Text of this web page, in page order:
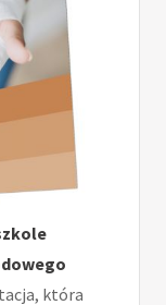
która